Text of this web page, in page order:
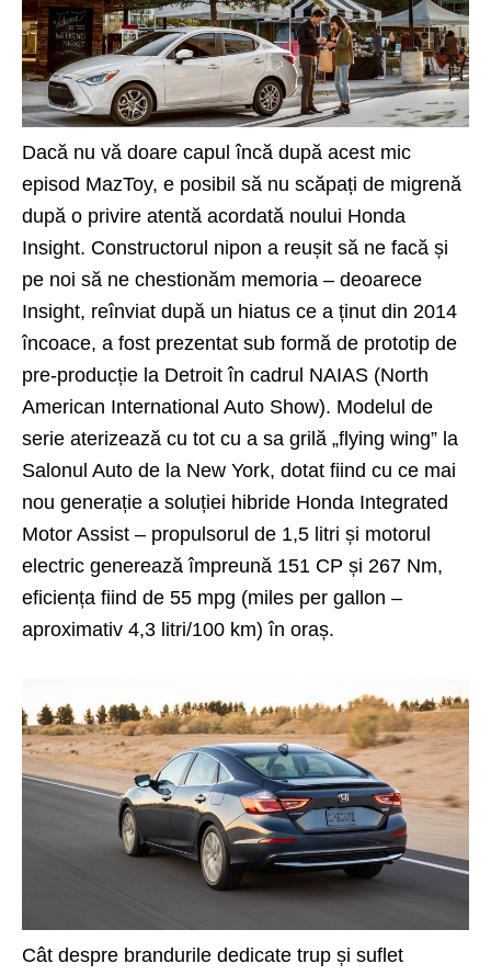
Dacă nu vă doare capul încă după acest mic
episod MazToy, e posibil să nu scăpați de migrenă
după o privire atentă acordată noului Honda
Insight. Constructorul nipon a reușit să ne facă și
pe noi să ne chestionăm memoria – deoarece
Insight, reînviat după un hiatus ce a ținut din 2014
încoace, a fost prezentat sub formă de prototip de
pre-producție la Detroit în cadrul NAIAS (North
American International Auto Show). Modelul de
serie aterizează cu tot cu a sa grilă „flying wing” la
Salonul Auto de la New York, dotat fiind cu ce mai
nou generație a soluției hibride Honda Integrated
Motor Assist – propulsorul de 1,5 litri și motorul
electric generează împreună 151 CP și 267 Nm,
eficiența fiind de 55 mpg (miles per gallon –
aproximativ 4,3 litri/100 km) în oraș.
Cât despre brandurile dedicate trup și suflet